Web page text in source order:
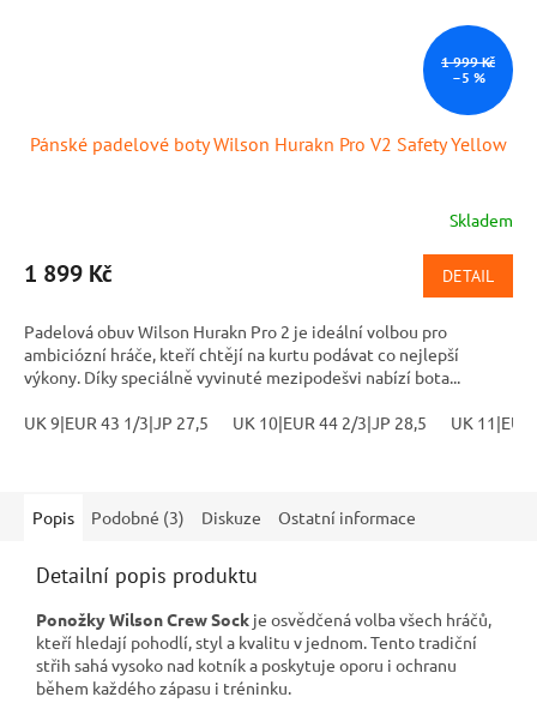
1 999 Kč
–5 %
Pánské padelové boty Wilson Hurakn Pro V2 Safety Yellow
Skladem
1 899 Kč DETAIL
Padelová obuv Wilson Hurakn Pro 2 je ideální volbou pro
ambiciózní hráče, kteří chtějí na kurtu podávat co nejlepší
výkony. Díky speciálně vyvinuté mezipodešvi nabízí bota...
UK 9|EUR 43 1/3|JP 27,5 UK 10|EUR 44 2/3|JP 28,5 UK
Popis Podobné (3) Diskuze Ostatní informace
Detailní popis produktu
Ponožky Wilson Crew Sock je osvědčená volba všech hráčů,
kteří hledají pohodlí, styl a kvalitu v jednom. Tento tradiční
střih sahá vysoko nad kotník a poskytuje oporu i ochranu
během každého zápasu i tréninku.